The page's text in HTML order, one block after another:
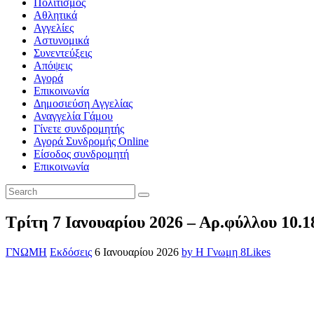
Αθλητικά
Αγγελίες
Αστυνομικά
Συνεντεύξεις
Απόψεις
Αγορά
Επικοινωνία
Δημοσιεύση Αγγελίας
Αναγγελία Γάμου
Γίνετε συνδρομητής
Αγορά Συνδρομής Online
Είσοδος συνδρομητή
Επικοινωνία
Τρίτη 7 Ιανουαρίου 2026 – Αρ.φύλλου
ΓΝΩΜΗ Εκδόσεις 6 Ιανουαρίου 2026 by Η Γνωμη 8Likes